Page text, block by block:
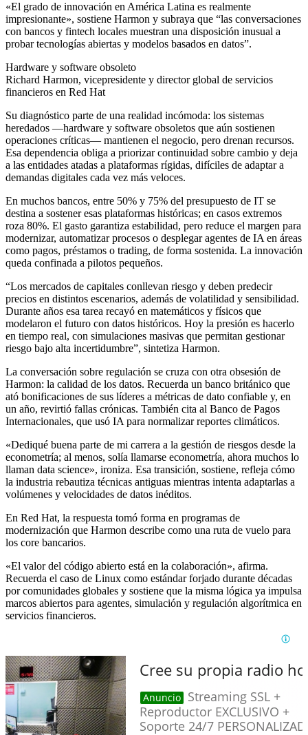
«El grado de innovación en América Latina es realmente
impresionante», sostiene Harmon y subraya que “las conversaciones
con bancos y fintech locales muestran una disposición inusual a
probar tecnologías abiertas y modelos basados en datos”.
Hardware y software obsoleto
Richard Harmon, vicepresidente y director global de servicios
financieros en Red Hat
Su diagnóstico parte de una realidad incómoda: los sistemas
heredados —hardware y software obsoletos que aún sostienen
operaciones críticas— mantienen el negocio, pero drenan recursos.
Esa dependencia obliga a priorizar continuidad sobre cambio y deja
a las entidades atadas a plataformas rígidas, difíciles de adaptar a
demandas digitales cada vez más veloces.
En muchos bancos, entre 50% y 75% del presupuesto de IT se
destina a sostener esas plataformas históricas; en casos extremos
roza 80%. El gasto garantiza estabilidad, pero reduce el margen para
modernizar, automatizar procesos o desplegar agentes de IA en áreas
como pagos, préstamos o trading, de forma sostenida. La innovación
queda confinada a pilotos pequeños.
“Los mercados de capitales conllevan riesgo y deben predecir
precios en distintos escenarios, además de volatilidad y sensibilidad.
Durante años esa tarea recayó en matemáticos y físicos que
modelaron el futuro con datos históricos. Hoy la presión es hacerlo
en tiempo real, con simulaciones masivas que permitan gestionar
riesgo bajo alta incertidumbre”, sintetiza Harmon.
La conversación sobre regulación se cruza con otra obsesión de
Harmon: la calidad de los datos. Recuerda un banco británico que
ató bonificaciones de sus líderes a métricas de dato confiable y, en
un año, revirtió fallas crónicas. También cita al Banco de Pagos
Internacionales, que usó IA para normalizar reportes climáticos.
«Dediqué buena parte de mi carrera a la gestión de riesgos desde la
econometría; al menos, solía llamarse econometría, ahora muchos lo
llaman data science», ironiza. Esa transición, sostiene, refleja cómo
la industria rebautiza técnicas antiguas mientras intenta adaptarlas a
volúmenes y velocidades de datos inéditos.
En Red Hat, la respuesta tomó forma en programas de
modernización que Harmon describe como una ruta de vuelo para
los core bancarios.
«El valor del código abierto está en la colaboración», afirma.
Recuerda el caso de Linux como estándar forjado durante décadas
por comunidades globales y sostiene que la misma lógica ya impulsa
marcos abiertos para agentes, simulación y regulación algorítmica en
servicios financieros.